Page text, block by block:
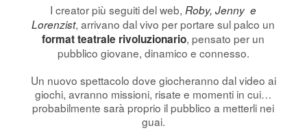
I creator più seguiti del web, Roby, Jenny e
Lorenzist, arrivano dal vivo per portare sul palco un
format teatrale rivoluzionario, pensato per un
pubblico giovane, dinamico e connesso.
Un nuovo spettacolo dove giocheranno dal video ai
giochi, avranno missioni, risate e momenti in cui…
probabilmente sarà proprio il pubblico a metterli nei
guai.